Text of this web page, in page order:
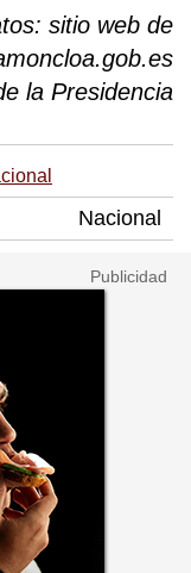
sitio web de
la Presidencia
Nacional